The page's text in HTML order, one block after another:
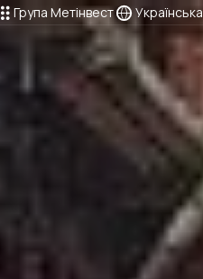
Група Метінвест Українська